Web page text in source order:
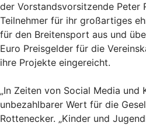
der Vorstandsvorsitzende Peter
Teilnehmer für ihr großartiges
für den Breitensport aus und
Euro Preisgelder für die
ihre Projekte eingereicht.
„In Zeiten von Social Media und
unbezahlbarer Wert für die
Rottenecker. „Kinder und